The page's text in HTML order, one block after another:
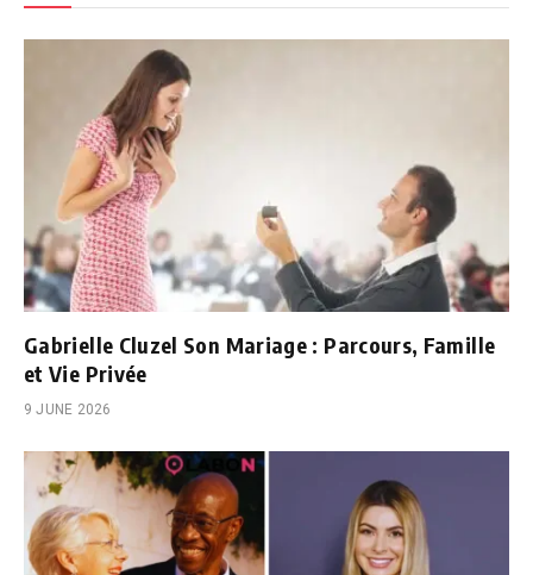
Gabrielle Cluzel Son Mariage : Parcours, Famille
et Vie Privée
9 JUNE 2026